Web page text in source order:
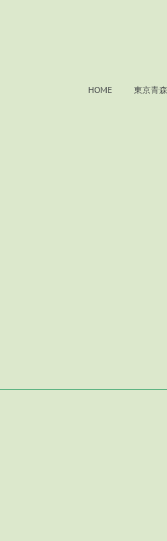
HOME 東京青